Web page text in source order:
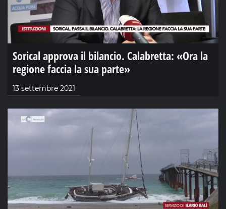
Sorical approva il bilancio. Calabretta: «Ora la
regione faccia la sua parte»
13 settembre 2021